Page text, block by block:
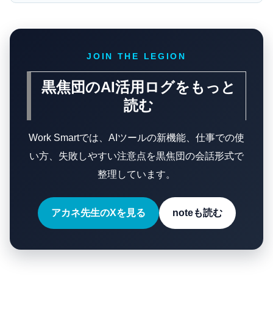
JOIN THE LEGION
黒焦団のAI活用ログをもっと
読む
Work Smartでは、AIツールの新機能、仕事での使
い方、失敗しやすい注意点を黒焦団の会話形式で
整理しています。
アカネ先生のXを見る noteも読む